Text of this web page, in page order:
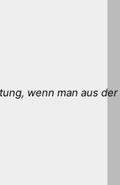
wenn man aus